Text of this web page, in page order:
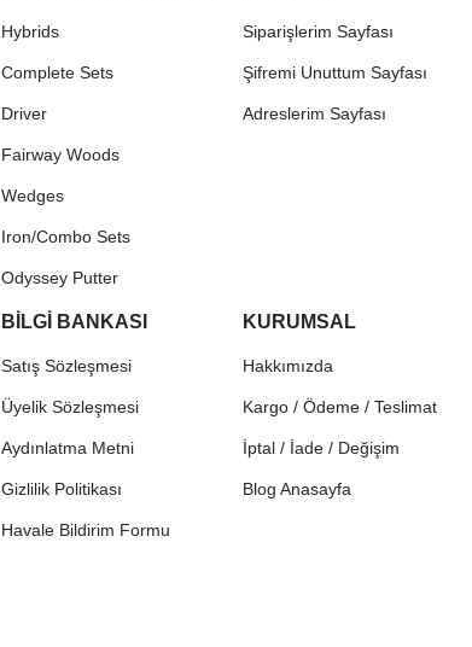
Hybrids
Complete Sets
Driver
Fairway Woods
Wedges
Iron/Combo Sets
Odyssey Putter
Siparişlerim Sayfası
Şifremi Unuttum Sayfası
Adreslerim Sayfası
BİLGİ BANKASI
Satış Sözleşmesi
Üyelik Sözleşmesi
Aydınlatma Metni
Gizlilik Politikası
Havale Bildirim Formu
KURUMSAL
Hakkımızda
Kargo / Ödeme / Teslimat
İptal / İade / Değişim
Blog Anasayfa